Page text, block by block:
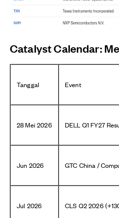
Catalyst Calendar:
Tanggal Event
28 Mei 2026 DELL Q1 FY27
Jun 2026 GTC China /
Jul 2026 CLS Q2 2026